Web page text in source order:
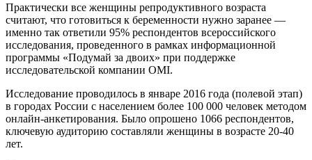
Практически все женщины репродуктивного возраста
считают, что готовиться к беременности нужно заранее —
именно так ответили 95% респондентов всероссийского
исследования, проведенного в рамках информационной
программы «Подумай за двоих» при поддержке
исследовательской компании OMI.
Исследование проводилось в январе 2016 года (полевой этап)
в городах России с населением более 100 000 человек методом
онлайн-анкетирования. Было опрошено 1066 респондентов,
ключевую аудиторию составляли женщины в возрасте 20-40
лет.